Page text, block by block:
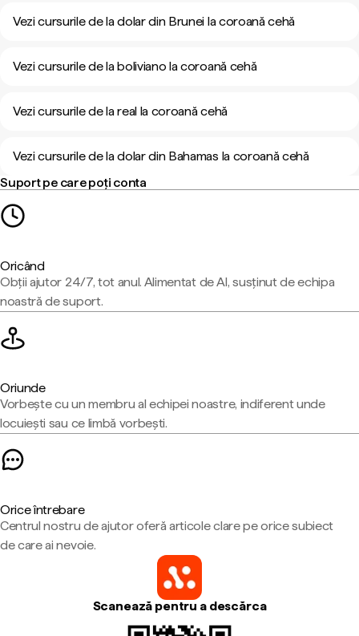
Vezi cursurile de la dolar din Brunei la coroană cehă
Vezi cursurile de la boliviano la coroană cehă
Vezi cursurile de la real la coroană cehă
Vezi cursurile de la dolar din Bahamas la coroană cehă
Suport pe care poți conta
Oricând
Obții ajutor 24/7, tot anul. Alimentat de AI, susținut de echipa
noastră de suport.
Oriunde
Vorbește cu un membru al echipei noastre, indiferent unde
locuiești sau ce limbă vorbești.
Orice întrebare
Centrul nostru de ajutor oferă articole clare pe orice subiect
de care ai nevoie.
Scanează pentru a descărca